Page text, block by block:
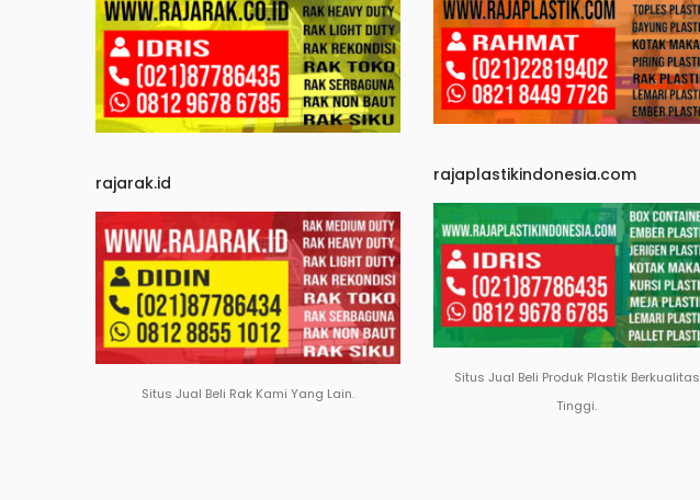
rajarak.id
Situs Jual Beli Rak Kami Yang Lain.
rajaplastikindonesia.com
Situs Jual Beli Produk Plastik Berkualitas
Tinggi.